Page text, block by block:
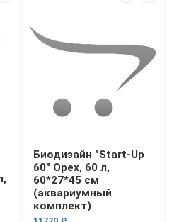
Биодизайн "Start-Up
60" Орех, 60 л,
60*27*45 см
(аквариумный
комплект)